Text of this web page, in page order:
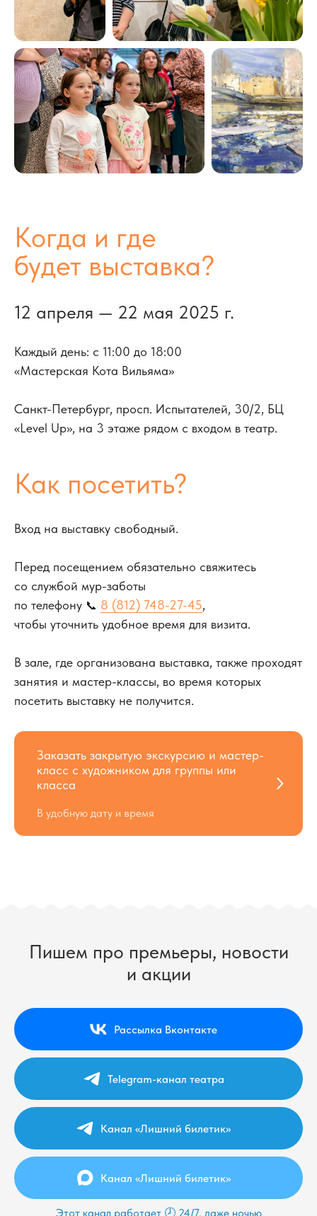
Когда и где
будет выставка?
12 апреля — 22 мая 2025 г.
Каждый день: с 11:00 до 18:00
«Мастерская Кота Вильяма»
Санкт-Петербург, просп. Испытателей, 30/2, БЦ
«Level Up», на 3 этаже рядом с входом в театр.
Как посетить?
Вход на выставку свободный.
Перед посещением обязательно свяжитесь
со службой мур-заботы
по телефону 📞 8 (812) 748-27-45,
чтобы уточнить удобное время для визита.
В зале, где организована выставка, также проходят
занятия и мастер-классы, во время которых
посетить выставку не получится.
Заказать закрытую экскурсию и мастер-
класс с художником для группы или
класса
В удобную дату и время
Пишем про премьеры, новости
и акции
Рассылка Вконтакте
Telegram-канал театра
Канал «Лишний билетик»
Канал «Лишний билетик»
Этот канал работает 🕗 24/7, даже ночью